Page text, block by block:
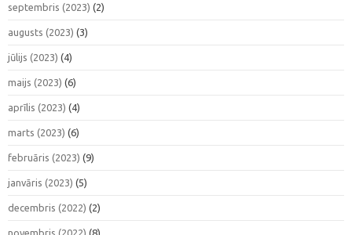
septembris (2023) (2)
augusts (2023) (3)
jūlijs (2023) (4)
maijs (2023) (6)
aprīlis (2023) (4)
marts (2023) (6)
februāris (2023) (9)
janvāris (2023) (5)
decembris (2022) (2)
novembris (2022) (8)